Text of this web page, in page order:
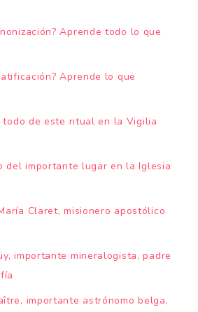
Aprende todo lo que
Aprende lo que
todo de este ritual en la Vigilia
del importante lugar en la Iglesia
Claret, misionero apostólico
importante mineralogista, padre
importante astrónomo belga,